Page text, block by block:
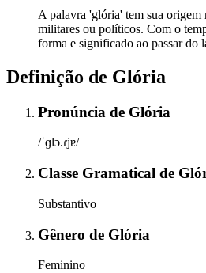
A palavra 'glória' tem sua origem
militares ou políticos. Com o
forma e significado ao passar do
Definição de Glória
Pronúncia de Glória
/ˈɡlɔ.ɾjɐ/
Classe Gramatical de
Substantivo
Gênero de Glória
Feminino